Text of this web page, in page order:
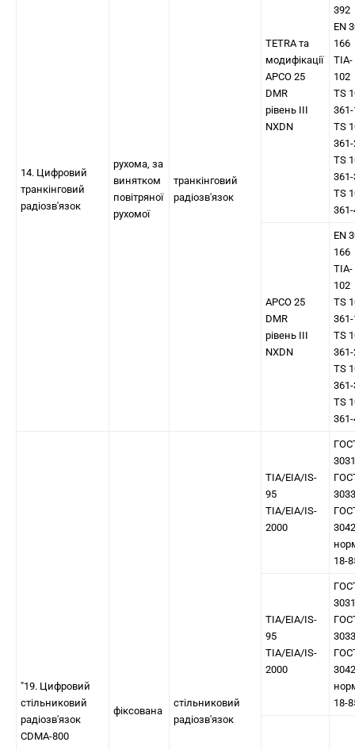
14. Цифровий
транкінговий
радіозв'язок
рухома, за
винятком
повітряної
рухомої
транкінговий
радіозв'язок
TETRA та
модифікації
APCO 25
DMR
рівень III
NXDN
392
EN
166
TIA-
102
TS
TS
TS
TS
APCO 25
DMR
рівень III
NXDN
EN
166
TIA-
102
TS
TS
TS
TS
"19. Цифровий
стільниковий
радіозв'язок
CDMA-800
фіксована
стільниковий
радіозв'язок
TIA/EIA/IS-
95
TIA/EIA/IS-
2000
18-
TIA/EIA/IS-
95
TIA/EIA/IS-
2000
18-